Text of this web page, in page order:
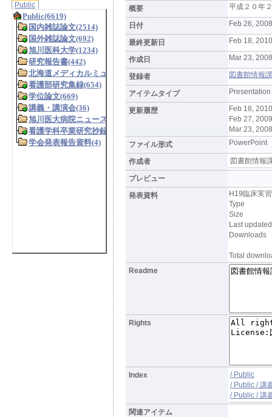
Public 概要 平成２０年
日付 Feb 26, 2008
最終更新日 Feb 18,
作成日 Mar 23,
登録者 図書館情報
アイテムタイプ Presentation
更新履歴
Feb 18,
Feb 27,
Mar 23,
ファイル形式
PowerPoint
作成者 図書館情報
プレビュー
発表資料
H19臨床実
Type
Size
Last updated
Downloads
Total
Readme
Rights
Index
/ Public
/ Public / 講
/ Public / 講
関連アイテム